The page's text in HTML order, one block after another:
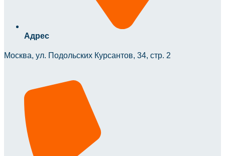
Адрес
Москва, ул. Подольских Курсантов, 34, стр. 2